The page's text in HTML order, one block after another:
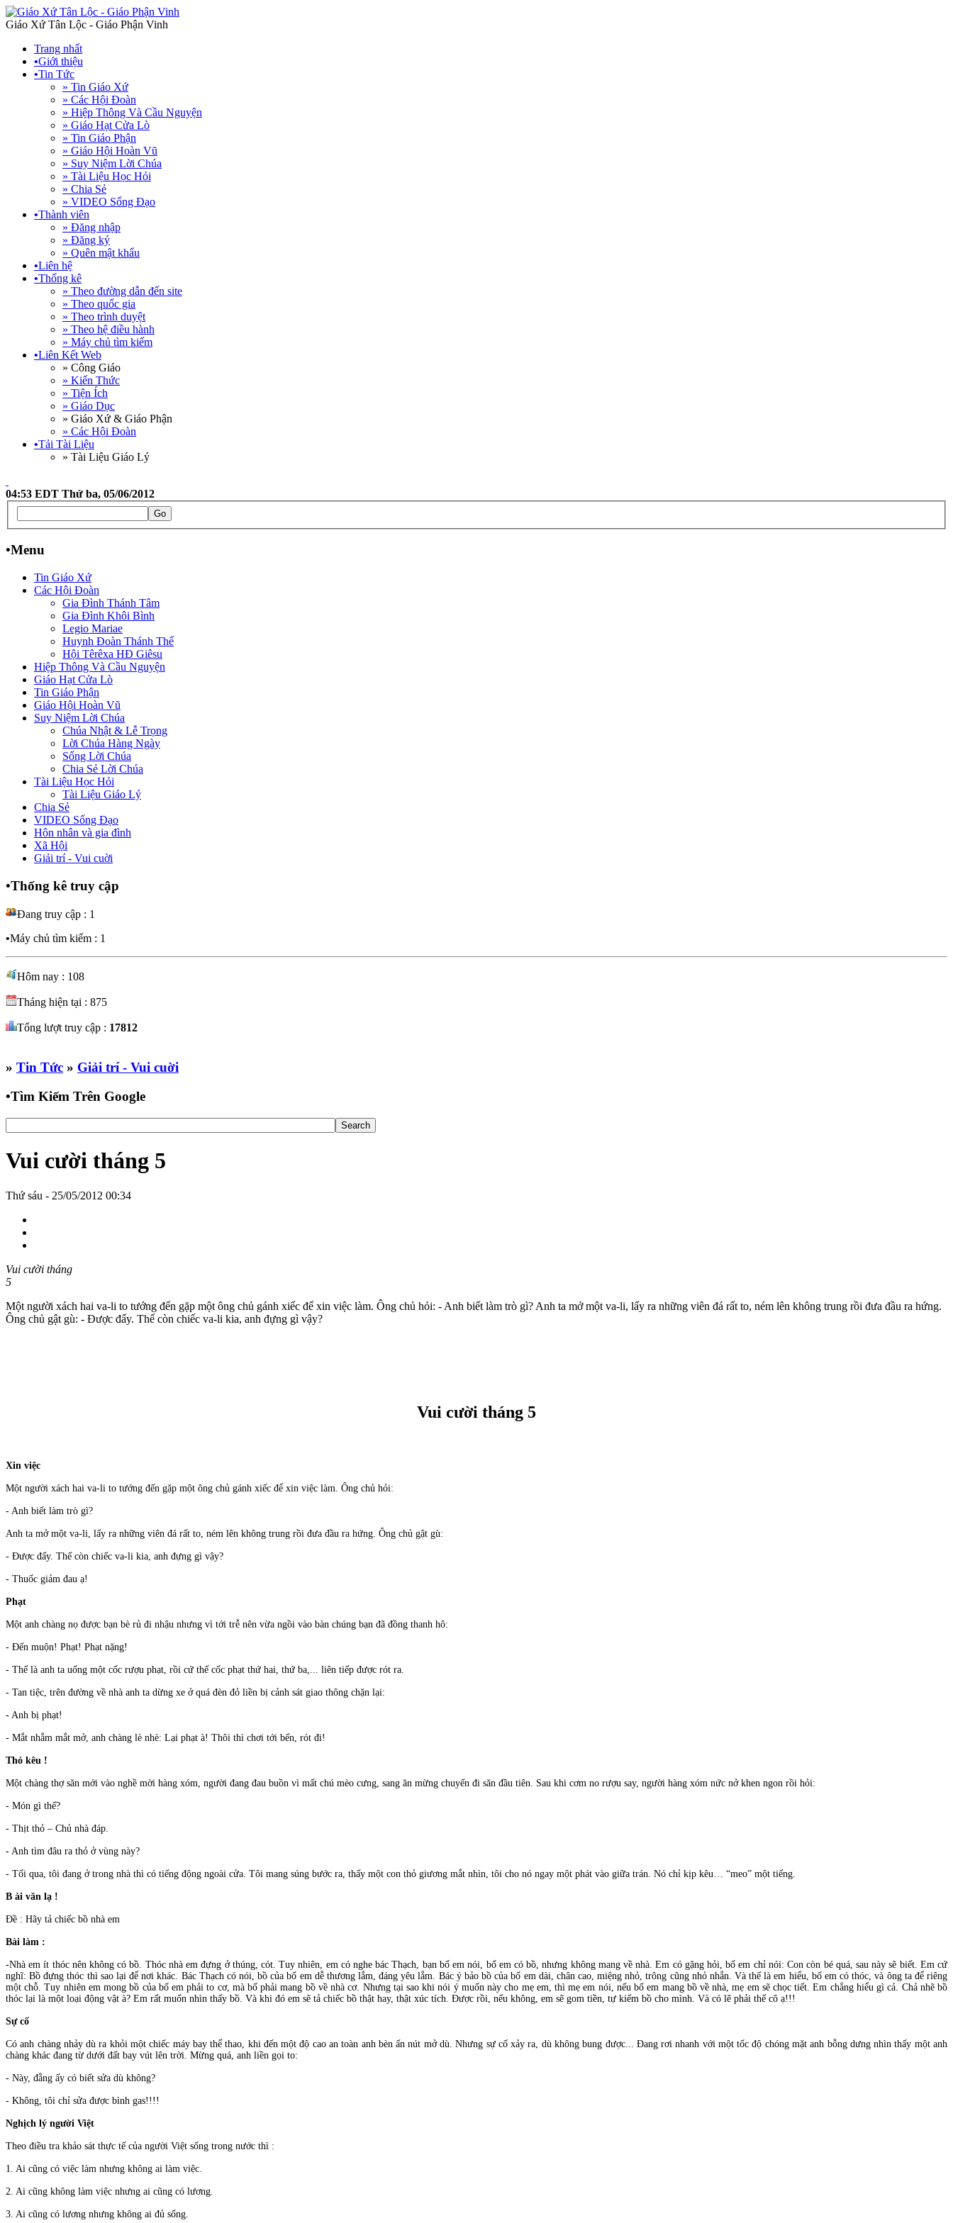
Giáo Xứ Tân Lộc - Giáo Phận Vinh
Trang nhất
•Giới thiệu
•Tin Tức
» Tin Giáo Xứ
» Các Hội Đoàn
» Hiệp Thông Và Cầu Nguyện
» Giáo Hạt Cửa Lò
» Tin Giáo Phận
» Giáo Hội Hoàn Vũ
» Suy Niệm Lời Chúa
» Tài Liệu Học Hỏi
» Chia Sẻ
» VIDEO Sống Đạo
•Thành viên
» Đăng nhập
» Đăng ký
» Quên mật khẩu
•Liên hệ
•Thống kê
» Theo đường dẫn đến site
» Theo quốc gia
» Theo trình duyệt
» Theo hệ điều hành
» Máy chủ tìm kiếm
•Liên Kết Web
» Công Giáo
» Kiến Thức
» Tiện Ích
» Giáo Dục
» Giáo Xứ & Giáo Phận
» Các Hội Đoàn
•Tải Tài Liệu
» Tài Liệu Giáo Lý
04:53 EDT Thứ ba, 05/06/2012
•Menu
Tin Giáo Xứ
Các Hội Đoàn
Gia Đình Thánh Tâm
Gia Đình Khôi Bình
Legio Mariae
Huynh Đoàn Thánh Thể
Hội Têrêxa HĐ Giêsu
Hiệp Thông Và Cầu Nguyện
Giáo Hạt Cửa Lò
Tin Giáo Phận
Giáo Hội Hoàn Vũ
Suy Niệm Lời Chúa
Chúa Nhật & Lễ Trọng
Lời Chúa Hàng Ngày
Sống Lời Chúa
Chia Sẻ Lời Chúa
Tài Liệu Học Hỏi
Tài Liệu Giáo Lý
Chia Sẻ
VIDEO Sống Đạo
Hôn nhân và gia đình
Xã Hội
Giải trí - Vui cuời
•Thống kê truy cập
Đang truy cập : 1
•Máy chủ tìm kiếm : 1
Hôm nay : 108
Tháng hiện tại : 875
Tổng lượt truy cập : 17812
» Tin Tức » Giải trí - Vui cuời
•Tìm Kiếm Trên Google
Vui cười tháng 5
Thứ sáu - 25/05/2012 00:34
Vui cười tháng
5
Một người xách hai va-li to tướng đến gặp một ông chủ gánh xiếc để xin việc làm. Ông chủ hỏi: - Anh biết làm trò gì? Anh ta mở một va-li, lấy ra những viên đá rất to, ném lên không trung rồi đưa đầu ra hứng.
Ông chủ gật gù: - Được đấy. Thế còn chiếc va-li kia, anh đựng gì vậy?
Vui cười tháng 5
Xin việc
Một người xách hai va-li to tướng đến gặp một ông chủ gánh xiếc để xin việc làm. Ông chủ hỏi:
- Anh biết làm trò gì?
Anh ta mở một va-li, lấy ra những viên đá rất to, ném lên không trung rồi đưa đầu ra hứng. Ông chủ gật gù:
- Được đấy. Thế còn chiếc va-li kia, anh đựng gì vậy?
- Thuốc giảm đau ạ!
Phạt
Một anh chàng nọ được bạn bè rủ đi nhậu nhưng vì tới trễ nên vừa ngồi vào bàn chúng bạn đã đồng thanh hô:
- Đến muộn! Phạt! Phạt nặng!
- Thế là anh ta uống một cốc rượu phạt, rồi cứ thế cốc phạt thứ hai, thứ ba,... liên tiếp được rót ra.
- Tan tiệc, trên đường về nhà anh ta dừng xe ở quá đèn đỏ liền bị cảnh sát giao thông chặn lại:
- Anh bị phạt!
- Mắt nhắm mắt mở, anh chàng lè nhè: Lại phạt à! Thôi thì chơi tới bến, rót đi!
Thỏ kêu !
Một chàng thợ săn mới vào nghề mời hàng xóm, người đang đau buồn vì mất chú mèo cưng, sang ăn mừng chuyến đi săn đầu tiên. Sau khi cơm no rượu say, người hàng xóm nức nở khen ngon rồi hỏi:
- Món gì thế?
- Thịt thỏ – Chủ nhà đáp.
- Anh tìm đâu ra thỏ ở vùng này?
- Tối qua, tôi đang ở trong nhà thì có tiếng động ngoài cửa. Tôi mang súng bước ra, thấy một con thỏ giương mắt nhìn, tôi cho nó ngay một phát vào giữa trán. Nó chỉ kịp kêu… “meo” một tiếng.
B ài văn lạ !
Ðề : Hãy tả chiếc bồ nhà em
Bài làm :
-Nhà em ít thóc nên không có bồ. Thóc nhà em đựng ở thúng, cót. Tuy nhiên, em có nghe bác Thạch, bạn bố em nói, bố em có bồ, nhưng không mang về nhà. Em có gặng hỏi, bố em chỉ nói: Con còn bé quá, sau này sẽ biết. Em cứ
nghĩ: Bồ đựng thóc thì sao lại để nơi khác. Bác Thạch có nói, bồ của bố em dễ thương lắm, đáng yêu lắm. Bác ý bảo bồ của bố em dài, chân cao, miệng nhỏ, trông cũng nhỏ nhắn. Và thế là em hiểu, bố em có thóc, và ông ta để riêng
một chỗ. Tuy nhiên em mong bồ của bố em phải to cơ, mà bố phải mang bồ về nhà cơ. Nhưng tại sao khi nói ý muốn này cho mẹ em, thì mẹ em nói, nếu bố em mang bồ về nhà, mẹ em sẽ chọc tiết. Em chẳng hiểu gì cả. Chả nhẽ bồ
thóc lại là một loại động vật à? Em rất muốn nhìn thấy bồ. Và khi đó em sẽ tả chiếc bồ thật hay, thật xúc tích. Được rồi, nếu không, em sẽ gom tiền, tự kiếm bồ cho mình. Và có lẽ phải thế cô ạ!!!
Sự cố
Có anh chàng nhảy dù ra khỏi một chiếc máy bay thể thao, khi đến một độ cao an toàn anh bèn ấn nút mở dù. Nhưng sự cố xảy ra, dù không bung được... Đang rơi nhanh với một tốc độ chóng mặt anh bỗng dưng nhìn thấy một anh
chàng khác đang từ dưới đất bay vút lên trời. Mừng quá, anh liền gọi to:
- Này, đằng ấy có biết sửa dù không?
- Không, tôi chỉ sửa được bình gas!!!!
Nghịch lý người Việt
Theo điều tra khảo sát thực tế của người Việt sống trong nước thì :
1. Ai cũng có việc làm nhưng không ai làm việc.
2. Ai cũng không làm việc nhưng ai cũng có lương.
3. Ai cũng có lương nhưng không ai đủ sống.